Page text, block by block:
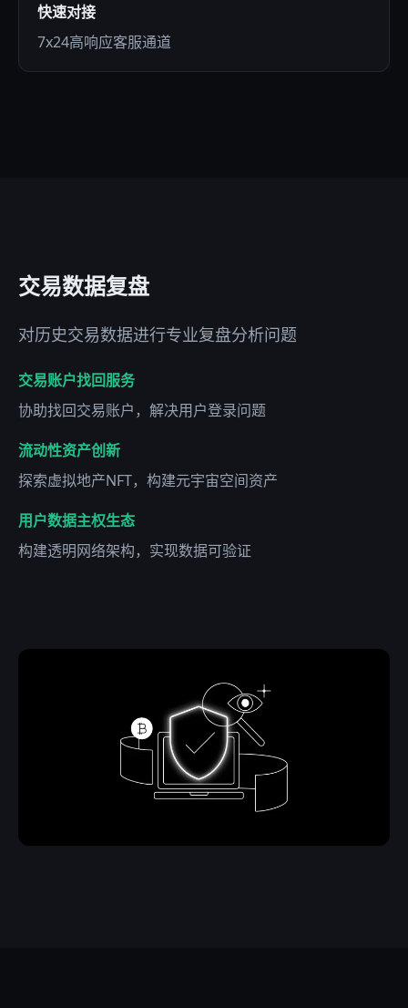
快速对接
7x24高响应客服通道
交易数据复盘
对历史交易数据进行专业复盘分析问题
交易账户找回服务
协助找回交易账户，解决用户登录问题
流动性资产创新
探索虚拟地产NFT，构建元宇宙空间资产
用户数据主权生态
构建透明网络架构，实现数据可验证